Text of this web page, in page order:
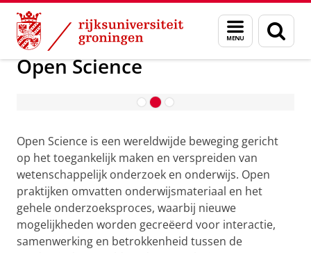
Skip
Content
Skip
Navigation
Menu
en
zoeken
Onderzoek Open Science
Open Science
Podcast: Open Science Bites
Open Science is een wereldwijde beweging gericht
op het toegankelijk maken en verspreiden van
wetenschappelijk onderzoek en onderwijs. Open
praktijken omvatten onderwijsmateriaal en het
gehele onderzoeksproces, waarbij nieuwe
mogelijkheden worden gecreëerd voor interactie,
samenwerking en betrokkenheid tussen de